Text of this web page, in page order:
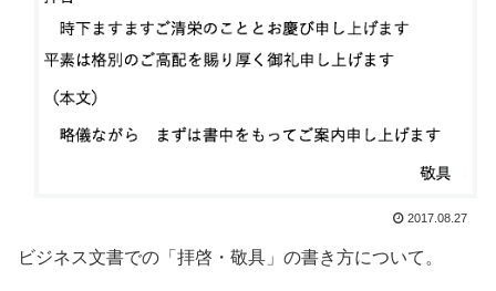
2017.08.27
ビジネス文書での「拝啓・敬具」の書き方について。